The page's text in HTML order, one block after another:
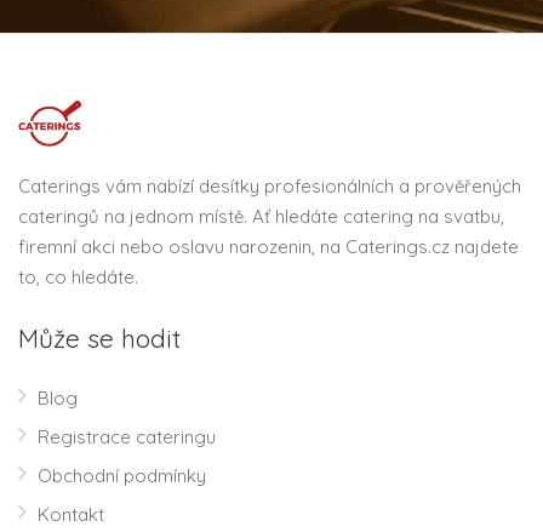
Caterings vám nabízí desítky profesionálních a prověřených
cateringů na jednom místě. Ať hledáte catering na svatbu,
firemní akci nebo oslavu narozenin, na Caterings.cz najdete
to, co hledáte.
Může se hodit
Blog
Registrace cateringu
Obchodní podmínky
Kontakt